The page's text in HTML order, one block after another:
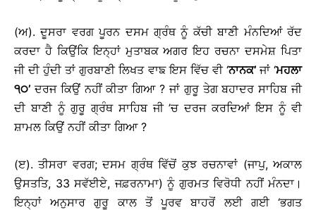
(ਅ). ਦੂਸਰਾ ਵਰਗ ਪੂਰਨ ਦਸਮ ਗ੍ਰੰਥ ਨੂੰ ਕੱਚੀ ਬਾਣੀ ਮੰਨਦਿਆਂ ਰੱਦ
ਕਰਦਾ ਹੈ ਕਿਉਂਕਿ ਇਨ੍ਹਾਂ ਮੁਤਾਬਕ ਅਗਰ ਇਹ ਰਚਨਾ ਦਸਮੇਸ਼ ਪਿਤਾ
ਜੀ ਦੀ ਹੁੰਦੀ ਤਾਂ ਗੁਰਬਾਣੀ ਲਿਖਤ ਵਾਙ ਇਸ ਵਿੱਚ ਵੀ ‘ਨਾਨਕ’ ਜਾਂ ‘ਮਹਲਾ
੧੦’ ਦਰਜ ਕਿਉਂ ਨਹੀਂ ਕੀਤਾ ਗਿਆ ? ਜਾਂ ਗੁਰੂ ਤੇਗ ਬਹਾਦਰ ਸਾਹਿਬ ਜੀ
ਦੀ ਬਾਣੀ ਨੂੰ ਗੁਰੂ ਗ੍ਰੰਥ ਸਾਹਿਬ ਜੀ ’ਚ ਦਰਜ ਕਰਦਿਆਂ ਇਸ ਨੂੰ ਵੀ
ਸ਼ਾਮਲ ਕਿਉਂ ਨਹੀਂ ਕੀਤਾ ਗਿਆ ?
(ੲ). ਤੀਸਰਾ ਵਰਗ; ਦਸਮ ਗ੍ਰੰਥ ਵਿੱਚੋਂ ਕੁਝ ਰਚਨਾਵਾਂ (ਜਾਪੁ, ਅਕਾਲ
ਉਸਤਤਿ, 33 ਸਵੱਈਏ, ਜਫ਼ਰਨਾਮਾ) ਨੂੰ ਗੁਰਮਤ ਵਿਰੋਧੀ ਨਹੀਂ ਮੰਨਦਾ।
ਇਨ੍ਹਾਂ ਅਨੁਸਾਰ ਗੁਰੂ ਕਾਲ ਤੋਂ ਪੂਰਵ ਬਾਹਰੋਂ ਲਈ ਗਈ ‘ਭਗਤ